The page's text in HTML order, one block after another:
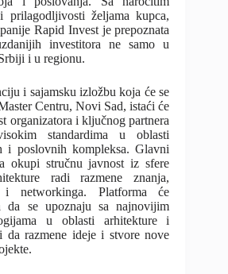
prilagodljivosti željama kupca,
Rapid Invest je prepoznata
investitora ne samo u
i u regionu.
i sajamsku izložbu koja će se
Centru, Novi Sad, istaći će
organizatora i ključnog partnera
standardima u oblasti
i poslovnih kompleksa. Glavni
okupi stručnu javnost iz sfere
radi razmene znanja,
i networkinga. Platforma će
da se upoznaju sa najnovijim
u oblasti arhitekture i
da razmene ideje i stvore nove